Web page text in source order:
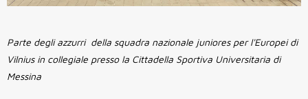
Parte degli azzurri della squadra nazionale juniores per l'Europei di
Vilnius in collegiale presso la Cittadella Sportiva Universitaria di
Messina